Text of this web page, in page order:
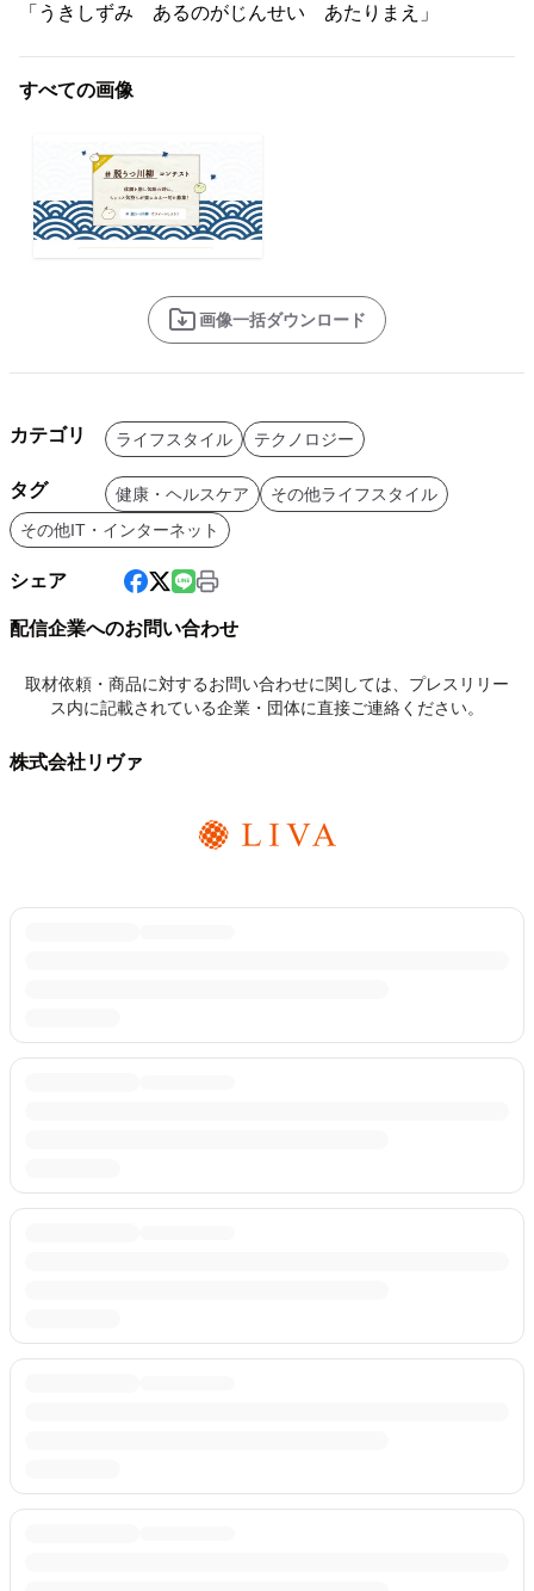
「うきしずみ あるのがじんせい あたりまえ」
すべての画像
画像一括ダウンロード
カテゴリ ライフスタイル テクノロジー
タグ 健康・ヘルスケア
その他ライフスタイル
その他IT・インターネット
シェア
配信企業へのお問い合わせ
取材依頼・商品に対するお問い合わせに関しては、プレスリリー
ス内に記載されている企業・団体に直接ご連絡ください。
株式会社リヴァ